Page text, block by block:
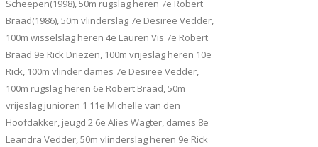
Scheepen(1998), 50m rugslag heren 7e Robert
Braad(1986), 50m vlinderslag 7e Desiree Vedder,
100m wisselslag heren 4e Lauren Vis 7e Robert
Braad 9e Rick Driezen, 100m vrijeslag heren 10e
Rick, 100m vlinder dames 7e Desiree Vedder,
100m rugslag heren 6e Robert Braad, 50m
vrijeslag junioren 1 11e Michelle van den
Hoofdakker, jeugd 2 6e Alies Wagter, dames 8e
Leandra Vedder, 50m vlinderslag heren 9e Rick